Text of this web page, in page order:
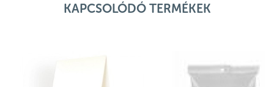
KAPCSOLÓDÓ TERMÉKEK